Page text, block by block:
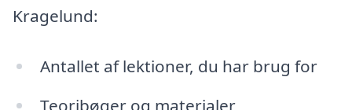
Kragelund:
Antallet af lektioner, du har brug for
Teoribøger og materialer